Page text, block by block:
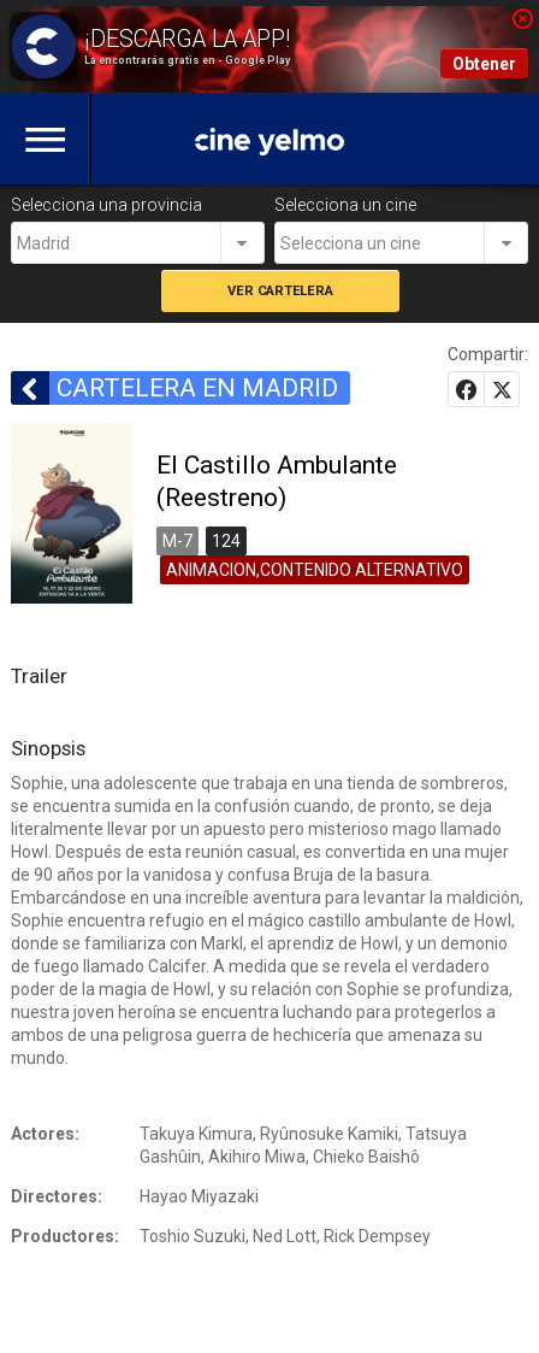
La encontrarás gratis en - Google Play Obtener
Selecciona una provincia
Madrid
Selecciona un cine
Selecciona un cine
CARTELERA EN MADRID
Compartir:
El Castillo Ambulante
(Reestreno)
M-7
124
ANIMACION,CONTENIDO ALTERNATIVO
Trailer
Sinopsis
Sophie, una adolescente que trabaja en una tienda de sombreros,
se encuentra sumida en la confusión cuando, de pronto, se deja
literalmente llevar por un apuesto pero misterioso mago llamado
Howl. Después de esta reunión casual, es convertida en una mujer
de 90 años por la vanidosa y confusa Bruja de la basura.
Embarcándose en una increíble aventura para levantar la maldición,
Sophie encuentra refugio en el mágico castillo ambulante de Howl,
donde se familiariza con Markl, el aprendiz de Howl, y un demonio
de fuego llamado Calcifer. A medida que se revela el verdadero
poder de la magia de Howl, y su relación con Sophie se profundiza,
nuestra joven heroína se encuentra luchando para protegerlos a
ambos de una peligrosa guerra de hechicería que amenaza su
mundo.
Actores:
Takuya Kimura, Ryûnosuke Kamiki, Tatsuya
Gashûin, Akihiro Miwa, Chieko Baishô
Directores: Hayao Miyazaki
Productores: Toshio Suzuki, Ned Lott, Rick Dempsey